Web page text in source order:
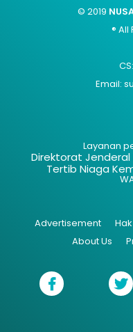
© 2019
® All
Email:
Layanan
Direktorat Jenderal
Tertib Niaga
Advertisement
About Us